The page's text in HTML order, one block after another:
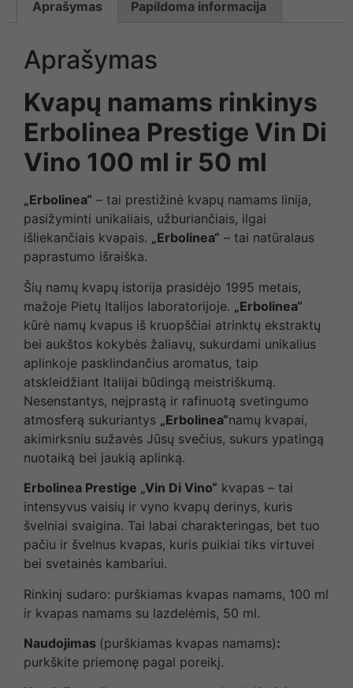
Aprašymas Papildoma informacija
Aprašymas
Kvapų namams rinkinys
Erbolinea Prestige Vin Di
Vino 100 ml ir 50 ml
„Erbolinea“ – tai prestižinė kvapų namams linija,
pasižyminti unikaliais, užburiančiais, ilgai
išliekančiais kvapais. „Erbolinea“ – tai natūralaus
paprastumo išraiška.
Šių namų kvapų istorija prasidėjo 1995 metais,
mažoje Pietų Italijos laboratorijoje. „Erbolinea“
kūrė namų kvapus iš kruopščiai atrinktų ekstraktų
bei aukštos kokybės žaliavų, sukurdami unikalius
aplinkoje pasklindančius aromatus, taip
atskleidžiant Italijai būdingą meistriškumą.
Nesenstantys, neįprastą ir rafinuotą svetingumo
atmosferą sukuriantys „Erbolinea“namų kvapai,
akimirksniu sužavės Jūsų svečius, sukurs ypatingą
nuotaiką bei jaukią aplinką.
Erbolinea Prestige „Vin Di Vino“ kvapas – tai
intensyvus vaisių ir vyno kvapų derinys, kuris
švelniai svaigina. Tai labai charakteringas, bet tuo
pačiu ir švelnus kvapas, kuris puikiai tiks virtuvei
bei svetainės kambariui.
Rinkinį sudaro: purškiamas kvapas namams, 100 ml
ir kvapas namams su lazdelėmis, 50 ml.
Naudojimas (purškiamas kvapas namams):
purkškite priemonę pagal poreikį.